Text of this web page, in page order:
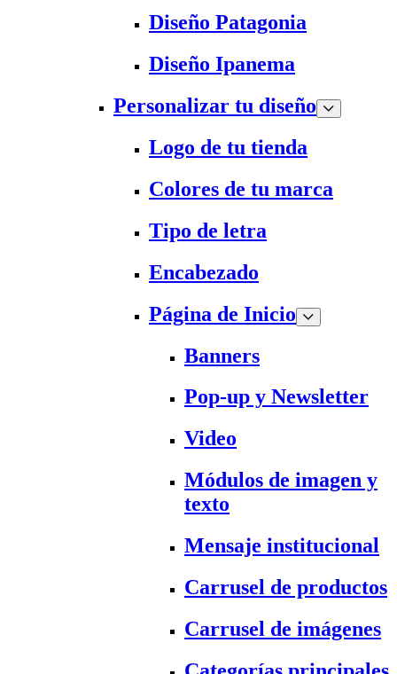
Diseño Patagonia
Diseño Ipanema
Personalizar tu diseño
Logo de tu tienda
Colores de tu marca
Tipo de letra
Encabezado
Página de Inicio
Banners
Pop-up y Newsletter
Video
Módulos de imagen y
texto
Mensaje institucional
Carrusel de productos
Carrusel de imágenes